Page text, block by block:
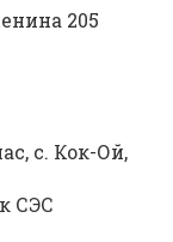
205
с. Кок-Ой,
СЭС